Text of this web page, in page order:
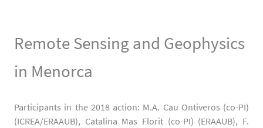
Remote Sensing and Geophysics
in Menorca
Participants in the 2018 action: M.A. Cau Ontiveros (co-PI)
(ICREA/ERAAUB), Catalina Mas Florit (co-PI) (ERAAUB), F.